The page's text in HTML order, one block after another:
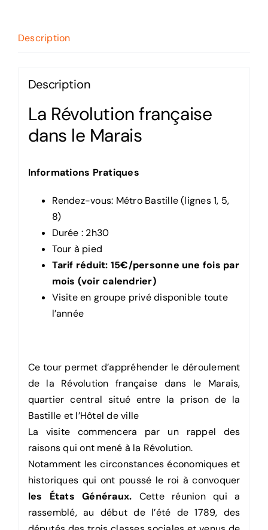
Description
Description
La Révolution française
dans le Marais
Informations Pratiques
Rendez-vous: Métro Bastille (lignes 1, 5,
8)
Durée : 2h30
Tour à pied
Tarif réduit: 15€/personne une fois par
mois (voir calendrier)
Visite en groupe privé disponible toute
l’année
Ce tour permet d’appréhender le déroulement
de la Révolution française dans le Marais,
quartier central situé entre la prison de la
Bastille et l’Hôtel de ville
La visite commencera par un rappel des
raisons qui ont mené à la Révolution.
Notamment les circonstances économiques et
historiques qui ont poussé le roi à convoquer
les États Généraux. Cette réunion qui a
rassemblé, au début de l’été de 1789, des